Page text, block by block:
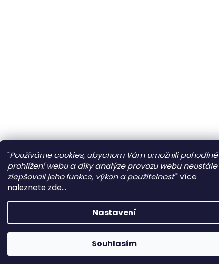
"Používáme cookies, abychom Vám umožnili pohodlné
prohlížení webu a díky analýze provozu webu neustále
zlepšovali jeho funkce, výkon a použitelnost."více
naleznete zde...
Nastavení
Souhlasím